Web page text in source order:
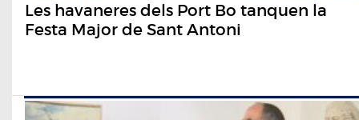
Les havaneres dels Port Bo tanquen la
Festa Major de Sant Antoni